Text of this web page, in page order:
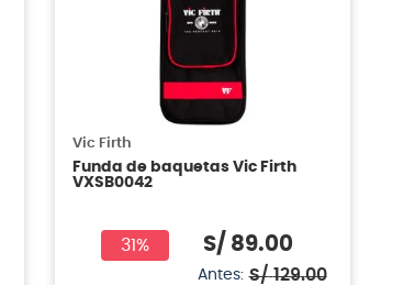
Vic Firth
Funda de baquetas Vic Firth
VXSB0042
31% S/ 89.00
Antes: S/ 129.00